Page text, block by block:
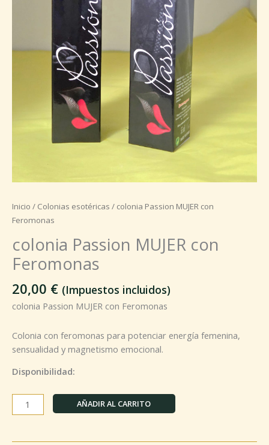
Inicio / Colonias esotéricas / colonia Passion MUJER con
Feromonas
colonia Passion MUJER con
Feromonas
20,00 € (Impuestos incluidos)
colonia Passion MUJER con Feromonas
Colonia con feromonas para potenciar energía femenina,
sensualidad y magnetismo emocional.
Disponibilidad:
AÑADIR AL CARRITO